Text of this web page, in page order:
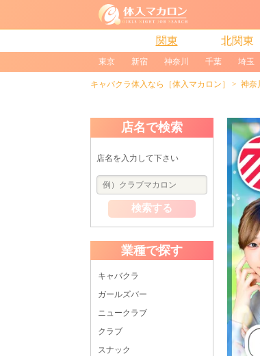
関東 北関東
東京 新宿 神奈川 千葉 埼玉
キャバクラ体入なら［体入マカロン］ 神奈
店名で検索
店名を入力して下さい
検索する
業種で探す
キャバクラ
ガールズバー
ニュークラブ
クラブ
スナック